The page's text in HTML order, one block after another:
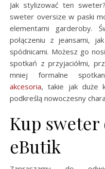
Jak stylizować ten
sweter oversize w paski
elementami garderoby.
połączeniu z jeansami,
spódnicami. Możesz go
spotkań z przyjaciółmi,
mniej formalne
akcesoria, takie jak duże
podkreślą nowoczesny
Kup
eButik